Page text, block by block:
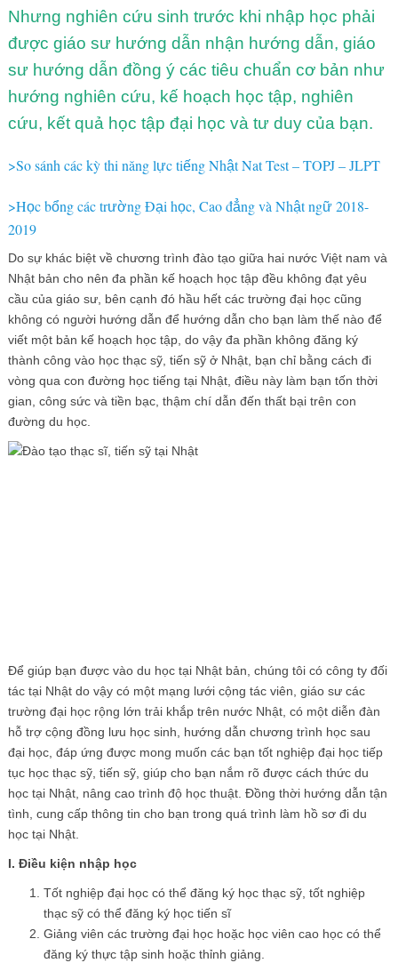
Nhưng nghiên cứu sinh trước khi nhập học phải
được giáo sư hướng dẫn nhận hướng dẫn, giáo
sư hướng dẫn đồng ý các tiêu chuẩn cơ bản như
hướng nghiên cứu, kế hoạch học tập, nghiên
cứu, kết quả học tập đại học và tư duy của bạn.
>So sánh các kỳ thi năng lực tiếng Nhật Nat Test – TOPJ – JLPT
>Học bổng các trường Đại học, Cao đẳng và Nhật ngữ2018-
2019
Do sự khác biệt về chương trình đào tạo giữa hai nước Việt nam và
Nhật bản cho nên đa phần kế hoạch học tập đều không đạt yêu
cầu của giáo sư, bên cạnh đó hầu hết các trường đại học cũng
không có người hướng dẫn để hướng dẫn cho bạn làm thế nào để
viết một bản kế hoạch học tập, do vậy đa phần không đăng ký
thành công vào học thạc sỹ, tiến sỹ ở Nhật, bạn chỉ bằng cách đi
vòng qua con đường học tiếng tại Nhật, điều này làm bạn tốn thời
gian, công sức và tiền bạc, thậm chí dẫn đến thất bại trên con
đường du học.
Để giúp bạn được vào du học tại Nhật bản, chúng tôi có công ty đối
tác tại Nhật do vậy có một mạng lưới cộng tác viên, giáo sư các
trường đại học rộng lớn trải khắp trên nước Nhật, có một diễn đàn
hỗ trợ cộng đồng lưu học sinh, hướng dẫn chương trình học sau
đại học, đáp ứng được mong muốn các bạn tốt nghiệp đại học tiếp
tục học thạc sỹ, tiến sỹ, giúp cho bạn nắm rõ được cách thức du
học tại Nhật, nâng cao trình độ học thuật. Đồng thời hướng dẫn tận
tình, cung cấp thông tin cho bạn trong quá trình làm hồ sơ đi du
học tại Nhật.
I. Điều kiện nhập học
Tốt nghiệp đại học có thể đăng ký học thạc sỹ, tốt nghiệp
thạc sỹ có thể đăng ký học tiến sĩ
Giảng viên các trường đại học hoặc học viên cao học có thể
đăng ký thực tập sinh hoặc thỉnh giảng.